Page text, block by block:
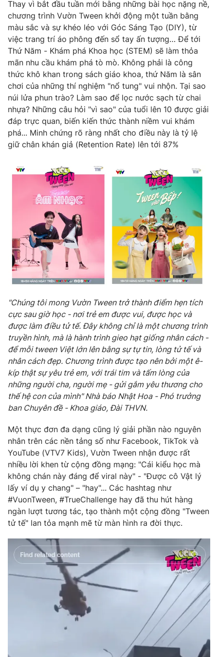
Thay vì bắt đầu tuần mới bằng những bài học nặng nề,
chương trình Vườn Tween khởi động một tuần bằng
màu sắc và sự khéo léo với Góc Sáng Tạo (DIY), từ
việc trang trí áo phông đến sổ tay ấn tượng… Để tới
Thứ Năm - Khám phá Khoa học (STEM) sẽ làm thỏa
mãn nhu cầu khám phá tò mò. Không phải là công
thức khô khan trong sách giáo khoa, thứ Năm là sân
chơi của những thí nghiệm "nổ tung" vui nhộn. Tại sao
núi lửa phun trào? Làm sao để lọc nước sạch từ chai
nhựa? Những câu hỏi "vì sao" của tuổi lên 10 được giải
đáp trực quan, biến kiến thức thành niềm vui khám
phá... Minh chứng rõ ràng nhất cho điều này là tỷ lệ
giữ chân khán giả (Retention Rate) lên tới 87%
"Chúng tôi mong Vườn Tween trở thành điểm hẹn tích
cực sau giờ học - nơi trẻ em được vui, được học và
được làm điều tử tế. Đây không chỉ là một chương trình
truyền hình, mà là hành trình gieo hạt giống nhân cách -
để mỗi tween Việt lớn lên bằng sự tự tin, lòng tử tế và
nhân cách đẹp. Chương trình được tạo nên bởi một ê-
kíp thật sự yêu trẻ em, với trái tim và tấm lòng của
những người cha, người mẹ - gửi gắm yêu thương cho
thế hệ con của mình"Nhà báo Nhật Hoa - Phó trưởng
ban Chuyên đề - Khoa giáo, Đài THVN.
Một thực đơn đa dạng cũng lý giải phần nào nguyên
nhân trên các nền tảng số như Facebook, TikTok và
YouTube (VTV7 Kids), Vườn Tween nhận được rất
nhiều lời khen từ cộng đồng mạng: "Cái kiểu học mà
không chán này đáng để viral này" - "Được cô Vật lý
lấy ví dụ y chang" – "hay"... Các hashtag như
#VuonTween, #TrueChallenge hay đã thu hút hàng
ngàn lượt tương tác, tạo thành một cộng đồng "Tween
tử tế" lan tỏa mạnh mẽ từ màn hình ra đời thực.